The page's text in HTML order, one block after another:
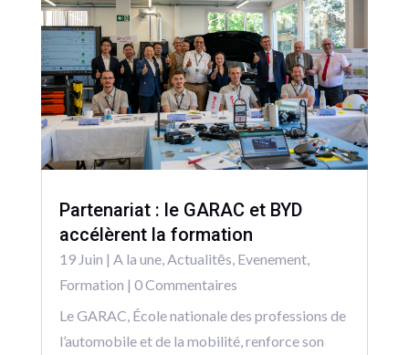
Partenariat : le GARAC et BYD
accélèrent la formation
19 Juin | A la une,Actualitēs, Evenement,
Formation | 0 Commentaires
Le GARAC, École nationale des professions de
l’automobile et de la mobilité, renforce son